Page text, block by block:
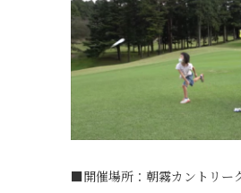
■開催場所：朝霧カントリー